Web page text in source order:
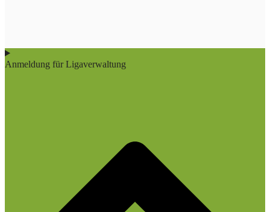
Anmeldung für Ligaverwaltung